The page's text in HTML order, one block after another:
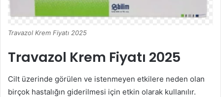
Travazol Krem Fiyatı 2025
Travazol Krem Fiyatı 2025
Cilt üzerinde görülen ve istenmeyen etkilere neden olan
birçok hastalığın giderilmesi için etkin olarak kullanılır.